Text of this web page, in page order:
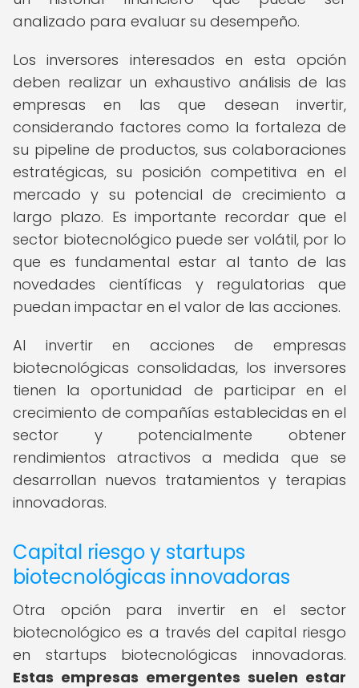
analizado para evaluar su desempeño.
Los inversores interesados en esta opción
deben realizar un exhaustivo análisis de las
empresas en las que desean invertir,
considerando factores como la fortaleza de
su pipeline de productos, sus colaboraciones
estratégicas, su posición competitiva en el
mercado y su potencial de crecimiento a
largo plazo. Es importante recordar que el
sector biotecnológico puede ser volátil, por lo
que es fundamental estar al tanto de las
novedades científicas y regulatorias que
puedan impactar en el valor de las acciones.
Al invertir en acciones de empresas
biotecnológicas consolidadas, los inversores
tienen la oportunidad de participar en el
crecimiento de compañías establecidas en el
sector y potencialmente obtener
rendimientos atractivos a medida que se
desarrollan nuevos tratamientos y terapias
innovadoras.
Capital riesgo y startups
biotecnológicas innovadoras
Otra opción para invertir en el sector
biotecnológico es a través del capital riesgo
en startups biotecnológicas innovadoras.
Estas empresas emergentes suelen estar